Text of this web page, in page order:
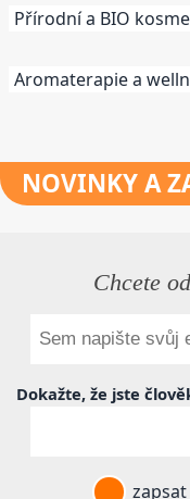
Přírodní a BIO
Aromaterapie a
NOVINKYA
Chcete
Dokažte, že jste
zapsat